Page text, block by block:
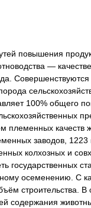
повышения
—
100% общего
племенных качеств
заводов, 1223
колхозных и
государственных
осеменению. С
строительства. В
содержания